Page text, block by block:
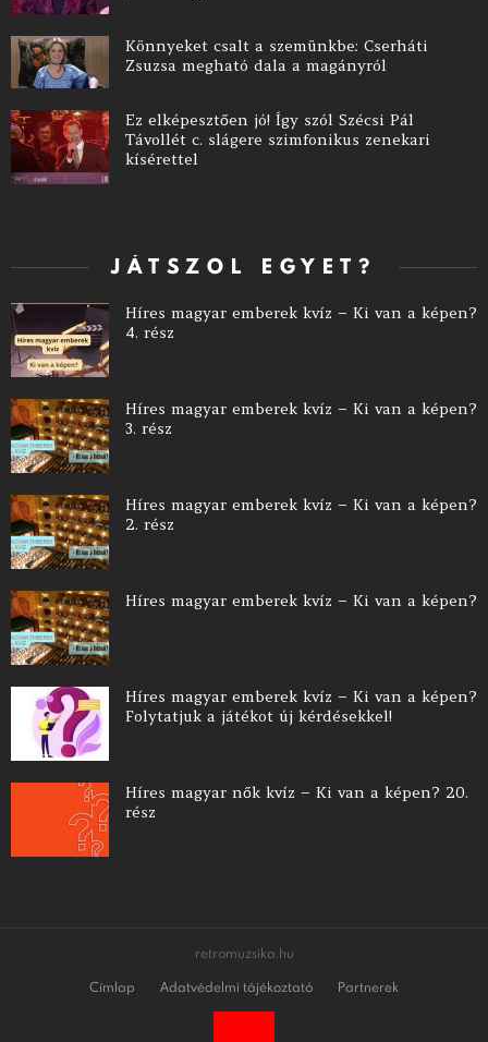
Könnyeket csalt a szemünkbe: Cserháti
Zsuzsa megható dala a magányról
Ez elképesztően jó! Így szól Szécsi Pál
Távollét c. slágere szimfonikus zenekari
kísérettel
JÁTSZOL EGYET?
Híres magyar emberek kvíz – Ki van a képen?
4. rész
Híres magyar emberek kvíz – Ki van a képen?
3. rész
Híres magyar emberek kvíz – Ki van a képen?
2. rész
Híres magyar emberek kvíz – Ki van a képen?
Híres magyar emberek kvíz – Ki van a képen?
Folytatjuk a játékot új kérdésekkel!
Híres magyar nők kvíz – Ki van a képen? 20.
rész
retromuzsika.hu
Címlap
Adatvédelmi tájékoztató Partnerek